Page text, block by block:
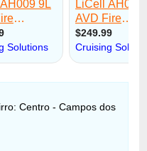
Centro - Campos dos